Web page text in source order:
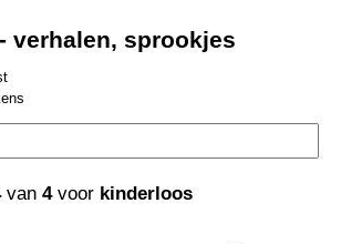
verhalen, sprookjes
van4voor kinderloos